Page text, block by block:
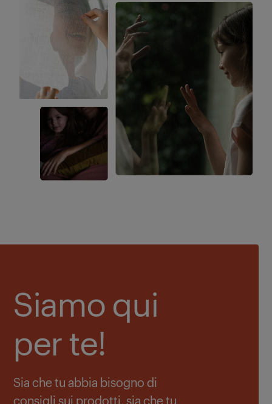
Siamo qui
per te!
Sia che tu abbia bisogno di
consigli sui prodotti, sia che tu